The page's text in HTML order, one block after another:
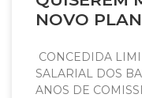
NOVO
CONCEDIDA
SALARIAL DOS
ANOS DE